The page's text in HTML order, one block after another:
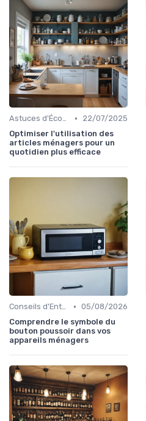
Astuces d'Économie d'Énergie •
22/07/2025
Optimiser l'utilisation des
articles ménagers pour un
quotidien plus efficace
Conseils d'Entretien • 05/08/2026
Comprendre le symbole du
bouton poussoir dans vos
appareils ménagers